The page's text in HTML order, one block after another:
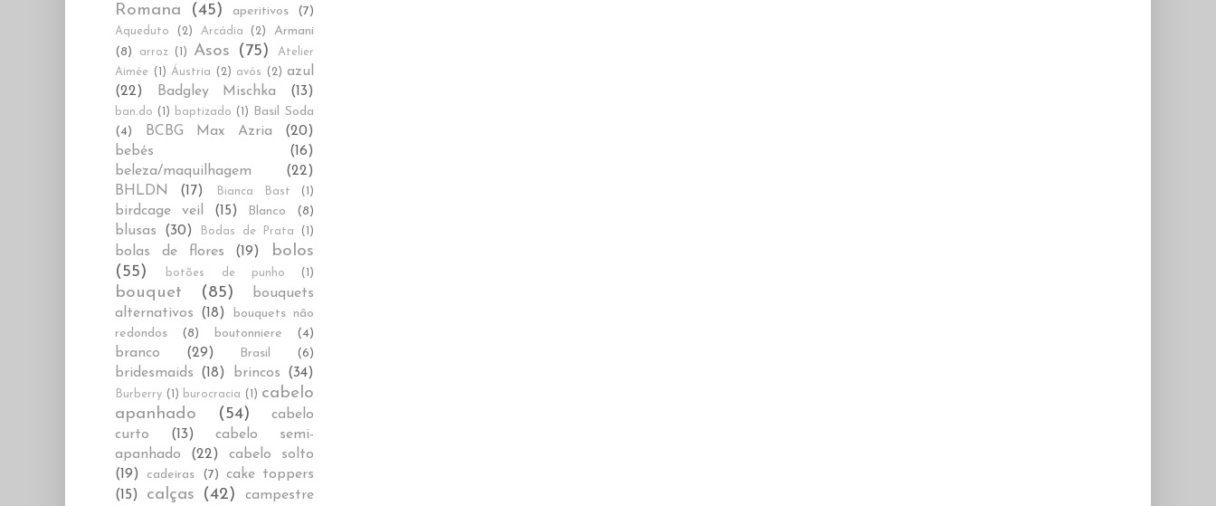
Romana
(45) aperitivos (7)
Aqueduto (2) Arcádia (2)
Armani
(8)
arroz (1) Asos (75)
Atelier
Aimée
(1) Áustria (2) avós (2) azul
(22)
Badgley Mischka (13)
ban.do (1) baptizado (1)
Basil Soda
(4)
BCBG Max Azria
(20)
bebés
(16)
beleza/maquilhagem
(22)
BHLDN
(17) Bianca Bast (1)
birdcage veil (15) Blanco (8)
blusas (30) Bodas de Prata (1)
bolas de flores (19)
bolos
(55)
botões de punho (1)
bouquet (85)
bouquets
alternativos
(18)
bouquets não
redondos
(8) boutonniere (4)
branco (29) Brasil (6)
bridesmaids (18) brincos (34)
Burberry (1) burocracia (1) cabelo
apanhado
(54)
cabelo
curto
(13)
cabelo semi-
apanhado
(22)
cabelo solto
(19)
cadeiras (7) cake toppers
(15)
calças (42)
campestre